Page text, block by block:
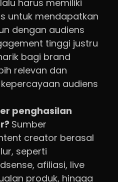
harus memiliki
untuk mendapatkan
dengan audiens
tinggi justru
bagi brand
relevan dan
audiens
penghasilan
Sumber
creator berasal
seperti
afiliasi, live
produk, hingga